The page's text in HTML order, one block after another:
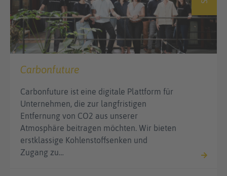
Carbonfuture
Carbonfuture ist eine digitale Plattform für
Unternehmen, die zur langfristigen
Entfernung von CO2 aus unserer
Atmosphäre beitragen möchten. Wir bieten
erstklassige Kohlenstoffsenken und
Zugang zu…